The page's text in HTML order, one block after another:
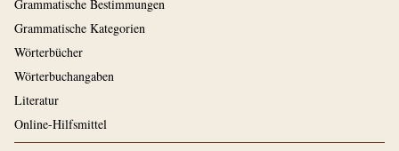
Grammatische Bestimmungen
Grammatische Kategorien
Wörterbücher
Wörterbuchangaben
Literatur
Online-Hilfsmittel